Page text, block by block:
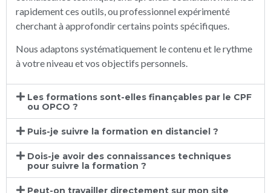
rapidement ces outils, ou professionnel expérimenté
cherchant à approfondir certains points spécifiques.
Nous adaptons systématiquement le contenu et le rythme
à votre niveau et vos objectifs personnels.
Les formations sont-elles finançables par le CPF
ou OPCO ?
Puis-je suivre la formation en distanciel ?
Dois-je avoir des connaissances techniques
pour suivre la formation ?
Peut-on travailler directement sur mon site